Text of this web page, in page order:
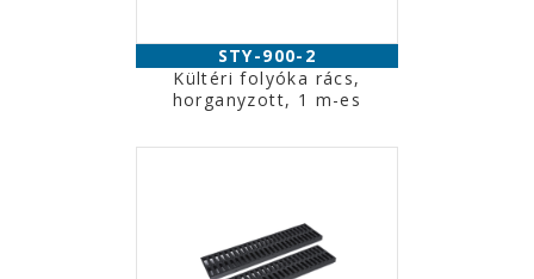
STY-900-2
Kültéri folyóka rács,
horganyzott, 1 m-es